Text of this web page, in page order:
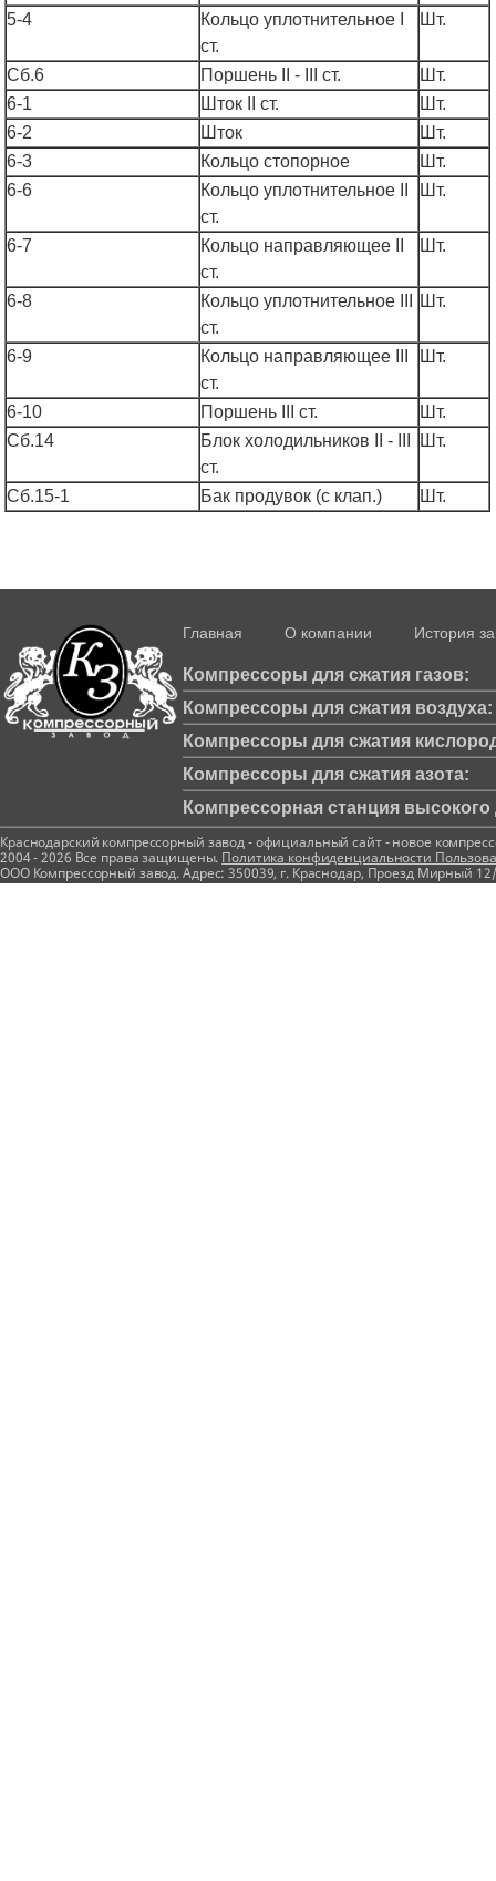
5-4
Кольцо уплотнительное I
ст.
Шт.
Сб.6 Поршень II - III ст.
Шт.
6-1
Шток II ст.
Шт.
6-2
Шток
Шт.
6-3
Кольцо стопорное
Шт.
6-6
Кольцо уплотнительное II
ст.
Шт.
6-7
Кольцо направляющее II
ст.
Шт.
6-8
Кольцо уплотнительное III
ст.
Шт.
6-9
Кольцо направляющее III
ст.
Шт.
6-10 Поршень III ст.
Шт.
Сб.14
Блок холодильников II - III
ст.
Шт.
Сб.15-1 Бак продувок (с клап.) Шт.
Главная О компании История
Компрессоры для сжатия газов:
Компрессоры для сжатия воздуха:
Компрессоры для сжатия
Компрессоры для сжатия азота:
Компрессорная станция
Краснодарский компрессорный завод - официальный сайт - новое
2004 - 2026 Все права защищены. Политика конфиденциальности
ООО Компрессорный завод. Адрес: 350039, г. Краснодар, Проезд Мирный